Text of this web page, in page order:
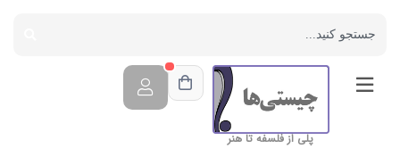
پلی از فلسفه تا هنر